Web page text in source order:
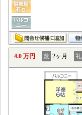
4.0 万円 敷 2ヶ月 礼